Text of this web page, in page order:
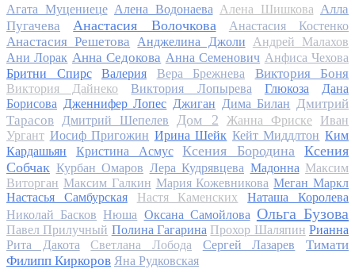
Агата Муцениеце Алена Водонаева Алена Шишкова Алла
Пугачева
Анастасия Волочкова Анастасия Костенко
Анастасия Решетова Анджелина Джоли
Андрей Малахов
Ани Лорак Анна Седокова Анна Семенович Анфиса Чехова
Бритни Спирс
Валерия Вера Брежнева Виктория Боня
Виктория Дайнеко Виктория Лопырева Глюкоза
Дана
Борисова Дженнифер Лопес Джиган Дима Билан Дмитрий
Тарасов
Дмитрий Шепелев Дом 2 Жанна Фриске
Иван
Ургант Иосиф Пригожин Ирина Шейк Кейт Миддлтон Ким
Кардашьян
Кристина Асмус Ксения Бородина
Ксения
Собчак Курбан Омаров Лера Кудрявцева Мадонна Максим
Виторган Максим Галкин Мария Кожевникова Меган Маркл
Настасья Самбурская
Настя Каменских
Наташа Королева
Николай Басков Нюша Оксана Самойлова Ольга Бузова
Павел Прилучный Полина Гагарина Прохор Шаляпин Рианна
Рита Дакота
Светлана Лобода Сергей Лазарев
Тимати
Филипп Киркоров Яна Рудковская